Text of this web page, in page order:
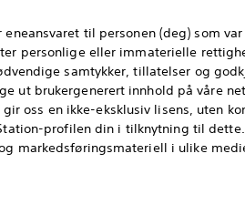
til personen (deg) som
personlige eller immaterielle
samtykker, tillatelser og
ut brukergenerert innhold på våre
oss en ikke-eksklusiv lisens, uten
profilen din i tilknytning til
markedsføringsmateriell i ulike